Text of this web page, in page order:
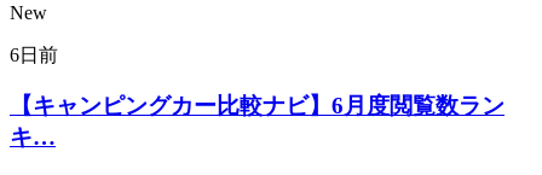
New
6日前
【キャンピングカー比較ナビ】6月度閲覧数ラン
キ…